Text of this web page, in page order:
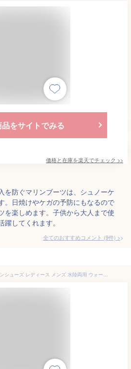
品をサイトでみる
価格と在庫を楽天でチェック >>
を防ぐマリンブーツは、シュノーケ
。日焼けやケガの予防にもなるので
を楽しめます。子供から大人まで使
してくれます。
全てのおすすめコメント (9件) >
【★P最大10倍！】マリンシューズ レディース メンズ 水陸両用 ウォーターシューズ アクアシューズ ビーチシューズ ビーチ プール 川 海 岩場